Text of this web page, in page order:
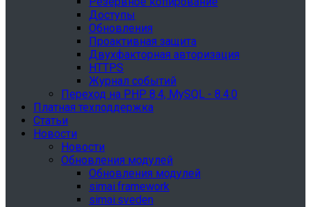
Доступы
Обновления
Проактивная защита
Двухфакторная авторизация
HTTPS
Журнал событий
Переход на PHP 8.4, MySQL - 8.4.0
Платная техподдержка
Статьи
Новости
Новости
Обновления модулей
Обновления модулей
simai.framework
simai.sveden